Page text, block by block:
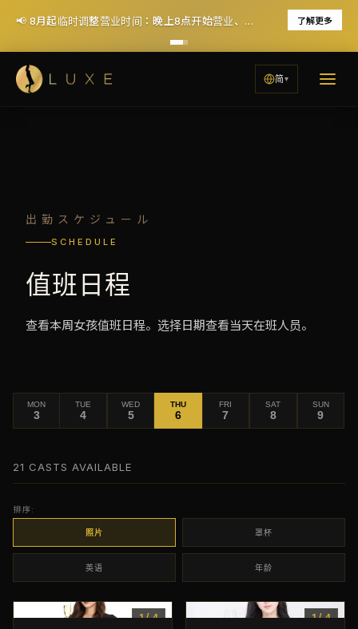
📢 8月起临时调整营业时间：晚上8点开始营业、周一休息（12月恢复每天晚7点营业） 了解更多
简
出勤スケジュール
SCHEDULE
值班日程
查看本周女孩值班日程。选择日期查看当天在班人员。
MON
3
TUE
4
WED
5
THU
6
FRI
7
SAT
8
SUN
9
21 CASTS AVAILABLE
排序:
照片 罩杯
英语 年龄
1/4 1/4